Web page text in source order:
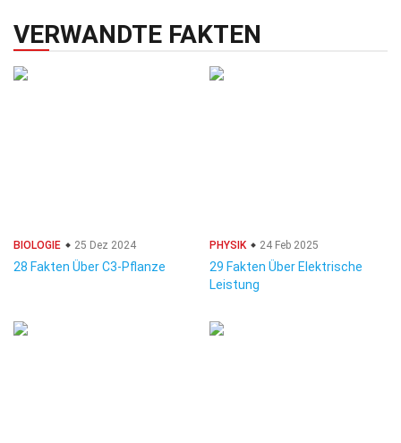
VERWANDTE FAKTEN
BIOLOGIE 25 Dez 2024
28 Fakten Über C3-Pflanze
PHYSIK 24 Feb 2025
29 Fakten Über Elektrische
Leistung